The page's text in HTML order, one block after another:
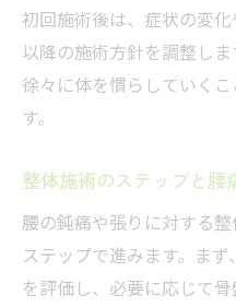
初回施術後は、症状の変
以降の施術方針を調整しま
徐々に体を慣らしていく
す。
整体施術のステップと腰
腰の鈍痛や張りに対する
ステップで進みます。ま
を評価し、必要に応じて骨